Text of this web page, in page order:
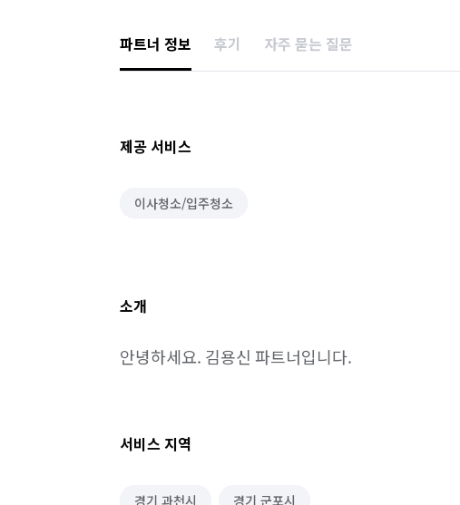
파트너 정보 후기 자주 묻는 질문
제공 서비스
이사청소/입주청소
소개
안녕하세요. 김용신 파트너입니다.
서비스 지역
경기 과천시 경기 군포시